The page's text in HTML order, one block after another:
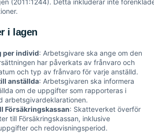
(2011:1244). Detta inkluderar inte
i lagen
per individ: Arbetsgivare ska ange om den
har påverkats av frånvaro och
och typ av frånvaro för varje anställd.
anställda: Arbetsgivaren ska informera
om de uppgifter som rapporteras i
arbetsgivardeklarationen.
Försäkringskassan: Skatteverket överför
till Försäkringskassan, inklusive
och redovisningsperiod.